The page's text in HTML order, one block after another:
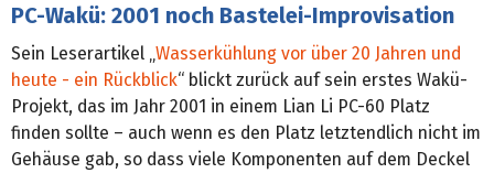
PC-Wakü: 2001 noch Bastelei-Improvisation
Sein Leserartikel „ Wasserkühlung vor über 20 Jahren und
heute - ein Rückblick“ blickt zurück auf sein erstes Wakü-
Projekt, das im Jahr 2001 in einem Lian Li PC-60 Platz
finden sollte – auch wenn es den Platz letztendlich nicht im
Gehäuse gab, so dass viele Komponenten auf dem Deckel